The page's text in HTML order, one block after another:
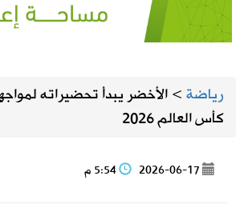
رياضة>الأخضر يبدأ تحضيراته
كأس العالم 2026
2026-06-17